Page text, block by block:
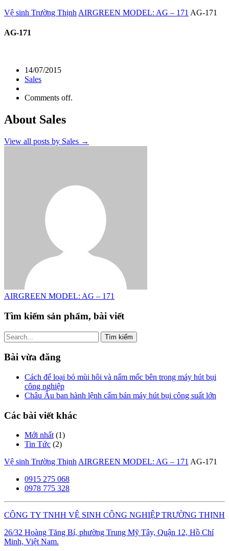
Vệ sinh Trường Thịnh AIRGREEN MODEL: AG – 171 AG-171
AG-171
14/07/2015
Sales
Comments off.
About Sales
View all posts by Sales →
AIRGREEN MODEL: AG – 171
Tìm kiếm sản phẩm, bài viết
Tìm
kiếm
cho:
Bài vừa đăng
Cách để loại bỏ mùi hôi và nấm mốc bên trong máy hút bụi
công nghiệp
Châu Âu ban hành lệnh cấm bán máy hút bụi công suất lớn
Các bài viết khác
Mới nhất(1)
Tin Tức (2)
Vệ sinh Trường ThịnhAIRGREEN MODEL: AG – 171 AG-171
0915 275 068
0978 775 328
CÔNG TY TNHH VỆ SINH CÔNG NGHIỆP TRƯỜNG THỊNH
26/32 Hoàng Tăng Bí, phường Trung Mỹ Tây, Quận 12, Hồ Chí
Minh, Việt Nam.